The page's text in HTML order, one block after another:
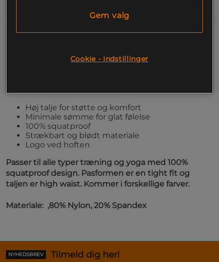
Leggings kombinerer blødt materiale
Høj talje for støtte og komfort
Minimale sømme for glat følelse
100% squatproof
Strækbart og blødt materiale
Logo ved hoften
Passer til alle typer træning og yoga med 100%
squatproof design. Pasformen er en tight fit og
taljen er high waist. Kommer i forskellige farver.
Materiale: ,80% Nylon, 20% Spandex
NYHEDSBREV Tilmeld dig her!
Gem valg
Cookie - indstillinger